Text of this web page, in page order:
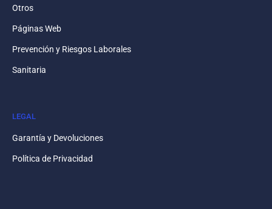
Otros
Páginas Web
Prevención y Riesgos Laborales
Sanitaria
LEGAL
Garantía y Devoluciones
Política de Privacidad